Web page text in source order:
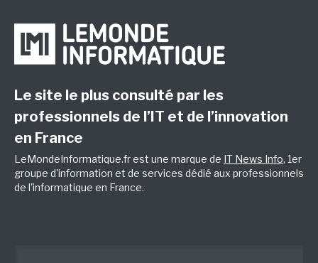
Le site le plus consulté par les
professionnels de l’IT et de l’innovation
en France
LeMondeInformatique.fr est une marque de IT News Info, 1er
groupe d'information et de services dédié aux professionnels
de l'informatique en France.